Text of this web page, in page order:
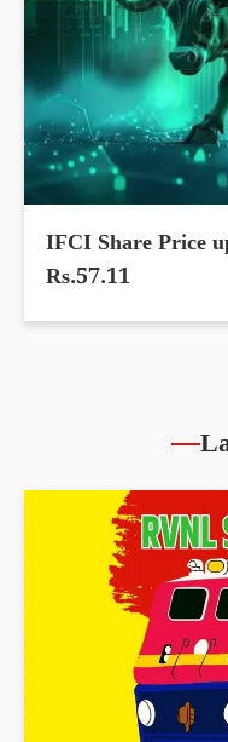
IFCI Share Price
Rs.57.11